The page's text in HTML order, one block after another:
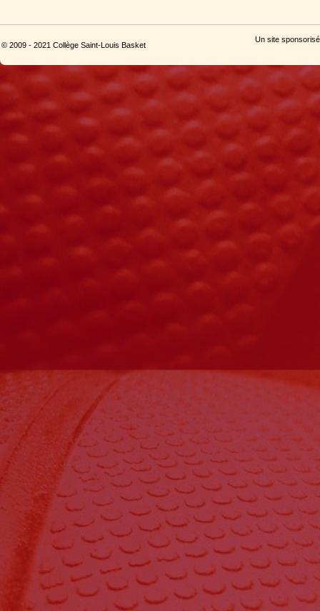
© 2009 - 2021 Collège Saint-Louis Basket
Un site